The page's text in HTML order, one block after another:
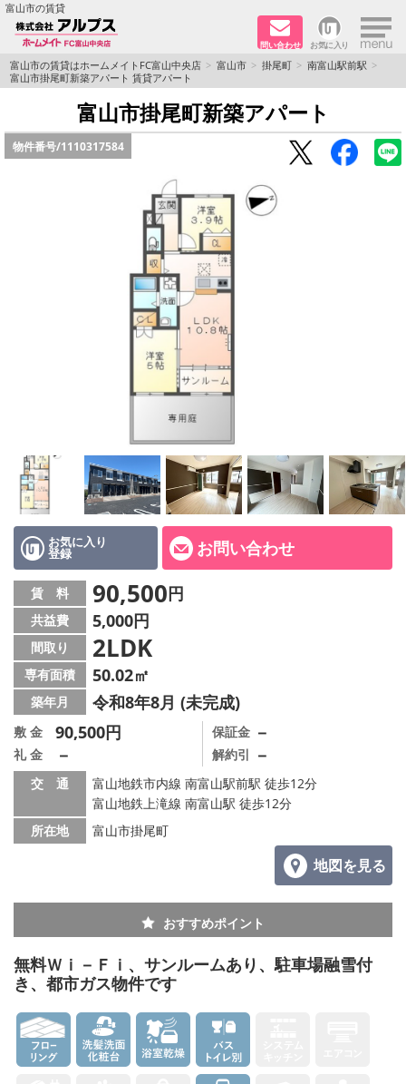
富山市の賃貸
問い合わせ お気に入り ×
TOPページ
ペット同居はご相談ください
路線·駅から探す
店舗情報·アクセス
メールでお問い合わせ
富山市の賃貸はホームメイトFC富山中央店 富山市 掛尾町
南富山駅前駅
富山市掛尾町新築アパート 賃貸アパート
富山市掛尾町新築アパート
物件番号/1110317584
お気に入り
登録 お問い合わせ
賃 料 90,500円
共益費 5,000円
間取り 2LDK
専有面積 50.02㎡
築年月 令和8年8月 (未完成)
敷 金 90,500円
礼 金 －
保証金 －
解約引 －
交 通
富山地鉄市内線 南富山駅前駅 徒歩12分
富山地鉄上滝線 南富山駅 徒歩12分
所在地
富山市掛尾町
地図を見る
おすすめポイント
無料Ｗｉ－Ｆｉ、サンルームあり、駐車場融雪付
き、都市ガス物件です